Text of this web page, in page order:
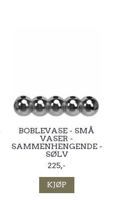
BOBLEVASE - SMÅ
VASER -
SAMMENHENGENDE -
SØLV
225,-
KJØP